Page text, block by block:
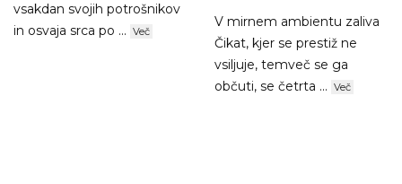
vsakdan svojih potrošnikov
in osvaja srca po ... Več
V mirnem ambientu zaliva
Čikat, kjer se prestiž ne
vsiljuje, temveč se ga
občuti, se četrta ... Več